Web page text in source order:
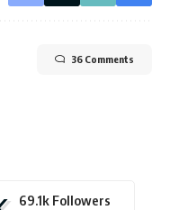
36 Comments
69.1k Followers